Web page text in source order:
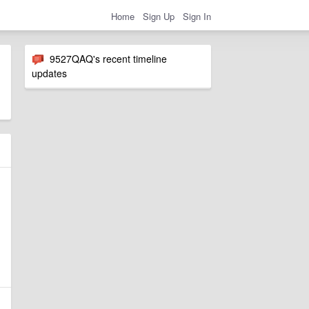
Home Sign Up Sign In
9527QAQ's recent timeline
updates